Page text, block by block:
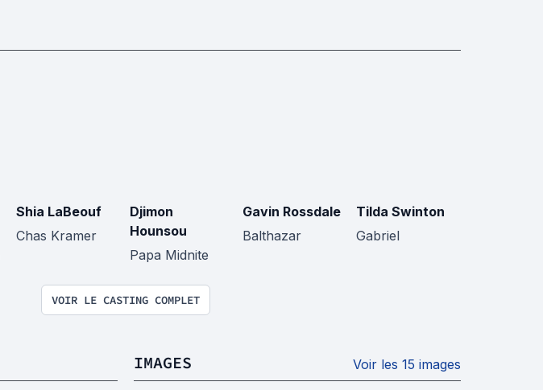
Shia LaBeouf
Chas Kramer
Djimon
Hounsou
Papa Midnite
Gavin Rossdale
Balthazar
Tilda Swinton
Gabriel
VOIR LE CASTING COMPLET
IMAGES Voir les 15 images